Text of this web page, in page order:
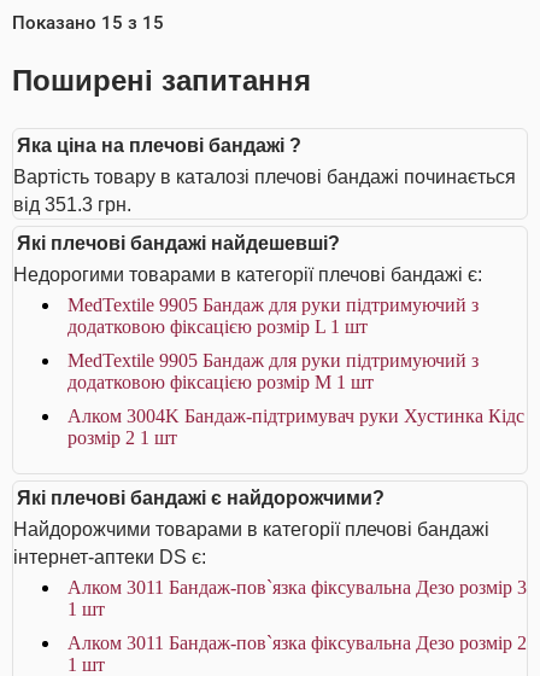
Показано 15 з 15
Поширені запитання
Яка ціна на плечові бандажі ?
Вартість товару в каталозі плечові бандажі починається
від 351.3 грн.
Які плечові бандажі найдешевші?
Недорогими товарами в категорії плечові бандажі є:
MedTextile 9905 Бандаж для руки підтримуючий з
додатковою фіксацією розмір L 1 шт
MedTextile 9905 Бандаж для руки підтримуючий з
додатковою фіксацією розмір M 1 шт
Алком 3004K Бандаж-підтримувач руки Хустинка Кідс
розмір 2 1 шт
Які плечові бандажі є найдорожчими?
Найдорожчими товарами в категорії плечові бандажі
інтернет-аптеки DS є:
Алком 3011 Бандаж-пов`язка фіксувальна Дезо розмір 3
1 шт
Алком 3011 Бандаж-пов`язка фіксувальна Дезо розмір 2
1 шт